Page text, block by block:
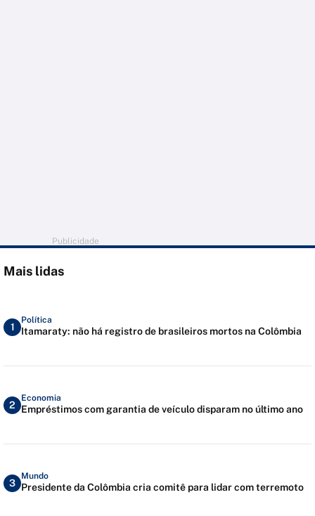
Publicidade
Mais lidas
1
Política
Itamaraty: não há registro de brasileiros mortos na Colômbia
2
Economia
Empréstimos com garantia de veículo disparam no último ano
3
Mundo
Presidente da Colômbia cria comitê para lidar com terremoto